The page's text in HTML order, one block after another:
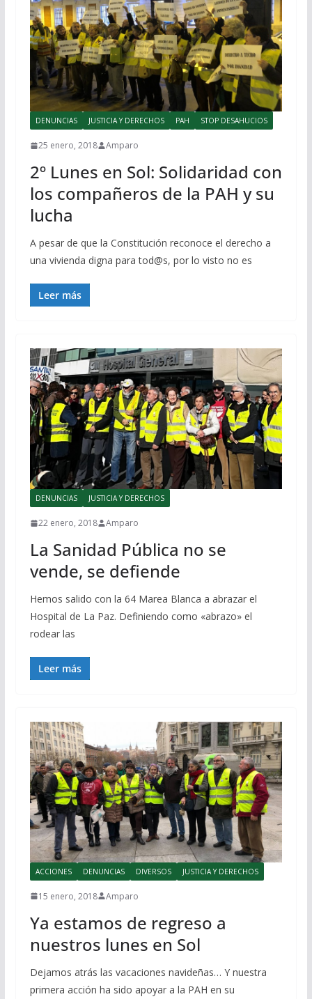
DENUNCIAS JUSTICIA Y DERECHOS PAH STOP DESAHUCIOS
25 enero, 2018 Amparo
2º Lunes en Sol: Solidaridad con
los compañeros de la PAH y su
lucha
A pesar de que la Constitución reconoce el derecho a
una vivienda digna para tod@s, por lo visto no es
Leer más
DENUNCIAS JUSTICIA Y DERECHOS
22 enero, 2018 Amparo
La Sanidad Pública no se
vende, se defiende
Hemos salido con la 64 Marea Blanca a abrazar el
Hospital de La Paz. Definiendo como «abrazo» el
rodear las
Leer más
ACCIONES DENUNCIAS DIVERSOS JUSTICIA Y DERECHOS
15 enero, 2018 Amparo
Ya estamos de regreso a
nuestros lunes en Sol
Dejamos atrás las vacaciones navideñas… Y nuestra
primera acción ha sido apoyar a la PAH en su